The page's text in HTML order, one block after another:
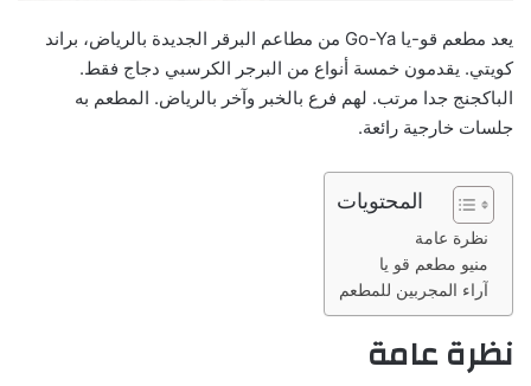
يعد مطعم قو-يا Go-Ya من مطاعم البرقر الجديدة بالرياض، براند
كويتي. يقدمون خمسة أنواع من البرجر الكرسبي دجاج فقط.
الباكجنج جدا مرتب. لهم فرع بالخبر وآخر بالرياض. المطعم به
جلسات خارجية رائعة.
المحتويات
نظرة عامة
منيو مطعم قو يا
آراء المجربين للمطعم
نظرة عامة